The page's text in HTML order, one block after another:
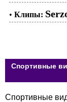
• Клипы:
Спортивные
Спортивные